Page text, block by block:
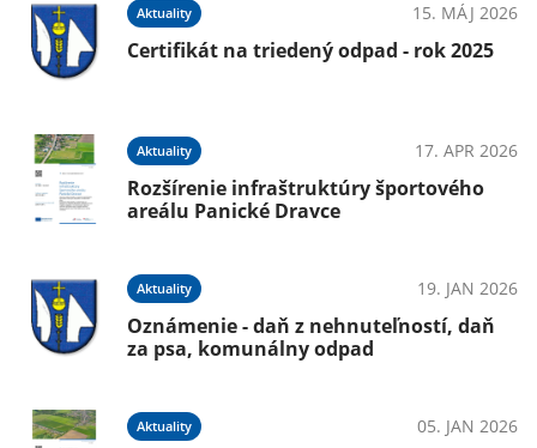
Aktuality 15. MÁJ 2026
Certifikát na triedený odpad - rok 2025
Aktuality 17. APR 2026
Rozšírenie infraštruktúry športového
areálu Panické Dravce
Aktuality 19. JAN 2026
Oznámenie - daň z nehnuteľností, daň
za psa, komunálny odpad
Aktuality 05. JAN 2026